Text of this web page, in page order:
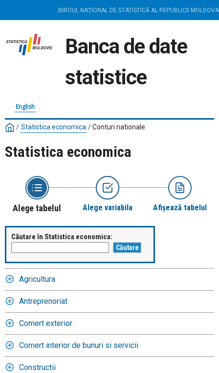
BIROUL NAȚIONAL DE STATISTICĂ AL REPUBLICII MOLDOVA
Banca de date
statistice
English
/ Statistica economica /Conturi nationale
Statistica economica
Alege tabelul Alege variabila Afișează tabelul
Căutare în Statistica economica:
Agricultura
Antreprenoriat
Comert exterior
Comert interior de bunuri si servicii
Constructii